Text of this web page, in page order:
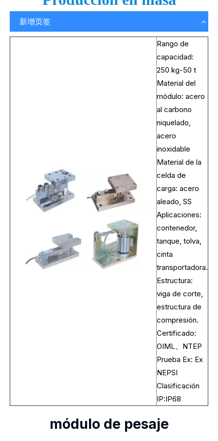
新增页签
Rango de
capacidad:
250 kg-50 t
Material del
módulo: acero
al carbono
niquelado,
acero
inoxidable
Material de la
celda de
carga: acero
aleado, SS
Aplicaciones:
contenedor,
tanque, tolva,
cinta
transportadora.
Estructura:
viga de corte,
estructura de
compresión.
Certificado:
OIML、NTEP
Prueba Ex: Ex
NEPSI
Clasificación
IP:IP68
módulo de pesaje